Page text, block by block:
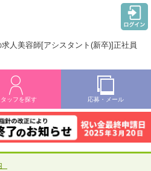
人美容師[アシスタント(新卒)]正社員
タッフを探す 応募・メール